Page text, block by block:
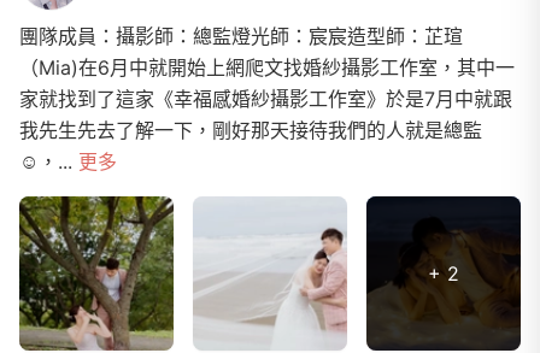
團隊成員：攝影師：總監燈光師：宸宸造型師：芷瑄
（Mia)在6月中就開始上網爬文找婚紗攝影工作室，其中一
家就找到了這家《幸福感婚紗攝影工作室》於是7月中就跟
我先生先去了解一下，剛好那天接待我們的人就是總監
☺️，... 更多
+ 2